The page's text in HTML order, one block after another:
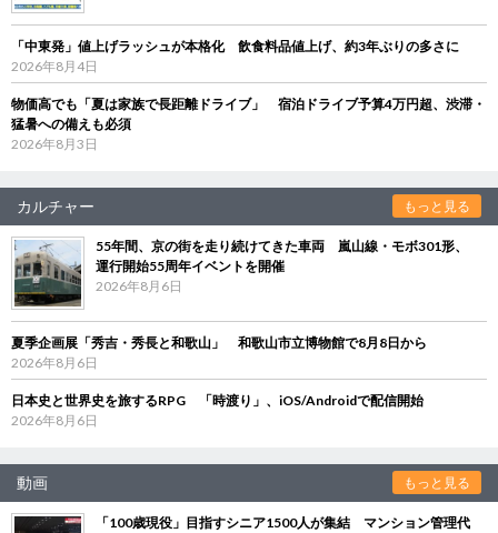
「中東発」値上げラッシュが本格化 飲食料品値上げ、約3年ぶりの多さに
2026年8月4日
物価高でも「夏は家族で長距離ドライブ」 宿泊ドライブ予算4万円超、渋滞・
猛暑への備えも必須
2026年8月3日
カルチャー もっと見る
55年間、京の街を走り続けてきた車両 嵐山線・モボ301形、
運行開始55周年イベントを開催
2026年8月6日
夏季企画展「秀吉・秀長と和歌山」 和歌山市立博物館で8月8日から
2026年8月6日
日本史と世界史を旅するRPG 「時渡り」、iOS/Androidで配信開始
2026年8月6日
動画 もっと見る
「100歳現役」目指すシニア1500人が集結 マンション管理代